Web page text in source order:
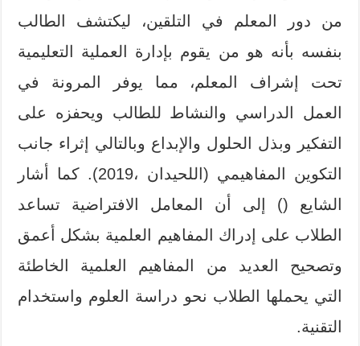
من دور المعلم في التلقين، ليكتشف الطالب
بنفسه بأنه هو من يقوم بإدارة العملية التعليمية
تحت إشراف المعلم، مما يوفر المرونة في
العمل الدراسي والنشاط للطالب ويحفزه على
التفكير وبذل الحلول والإبداع وبالتالي إثراء جانب
التكوين المفاهيمي (اللحيدان ،2019). كما أشار
الشايع () إلى أن المعامل الافتراضية تساعد
الطلاب على إدراك المفاهيم العلمية بشكل أعمق
وتصحيح العديد من المفاهيم العلمية الخاطئة
التي يحملها الطلاب نحو دراسة العلوم واستخدام
التقنية.